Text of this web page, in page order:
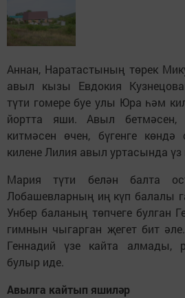
Аннан, Наратастының төрек
авыл кызы Евдокия
түти гомере буе улы Юра һәм
йортта яши. Авыл
китмәсен өчен, бүгенге
килене Лилия авыл уртасында
Мария түти белән балта
Лобашевларның иң күп балалы
Унбер баланың төпчеге булган
гимнын чыгарган җегет бит
Геннадий үзе кайта алмады,
булыр иде.
Авылга кайтып яшиләр